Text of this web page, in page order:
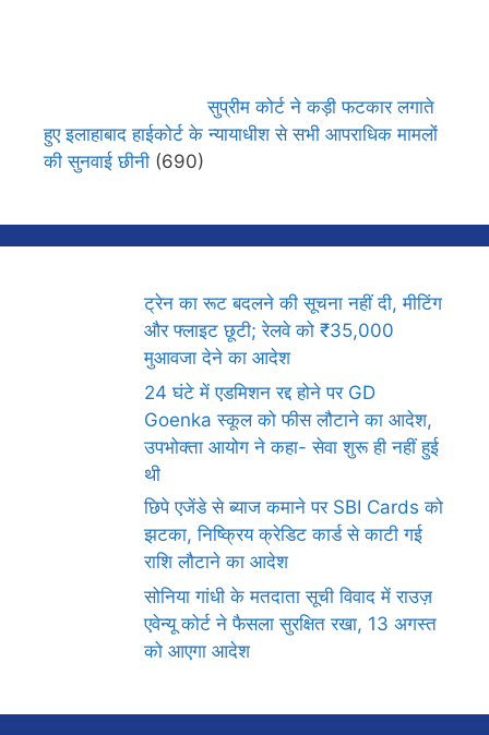
सुप्रीम कोर्ट ने कड़ी फटकार लगाते
हुए इलाहाबाद हाईकोर्ट के न्यायाधीश से सभी आपराधिक मामलों
की सुनवाई छीनी (690)
ट्रेन का रूट बदलने की सूचना नहीं दी, मीटिंग
और फ्लाइट छूटी; रेलवे को ₹35,000
मुआवजा देने का आदेश
24 घंटे में एडमिशन रद्द होने पर GD
Goenka स्कूल को फीस लौटाने का आदेश,
उपभोक्ता आयोग ने कहा- सेवा शुरू ही नहीं हुई
थी
छिपे एजेंडे से ब्याज कमाने पर SBI Cards को
झटका, निष्क्रिय क्रेडिट कार्ड से काटी गई
राशि लौटाने का आदेश
सोनिया गांधी के मतदाता सूची विवाद में राउज़
एवेन्यू कोर्ट ने फैसला सुरक्षित रखा, 13 अगस्त
को आएगा आदेश